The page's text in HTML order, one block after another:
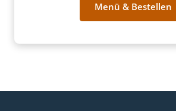
Menü & Bestellen